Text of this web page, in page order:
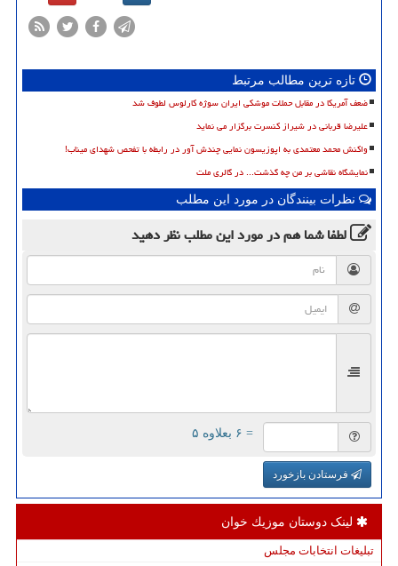
تازه ترین مطالب مرتبط
ضعف آمریکا در مقابل حملات موشکی ایران سوژه کارلوس لطوف شد
علیرضا قربانی در شیراز کنسرت برگزار می نماید
واکنش محمد معتمدی به اپوزیسون نمایی چندش آور در رابطه با تفحص شهدای میناب!
نمایشگاه نقاشی بر من چه گذشت... در گالری ملت
نظرات بینندگان در مورد این مطلب
لطفا شما همدر مورد این مطلبنظر دهید
= ۶ بعلاوه ۵
فرستادن بازخورد
لینک دوستان موزیك خوان
تبلیغات انتخابات مجلس